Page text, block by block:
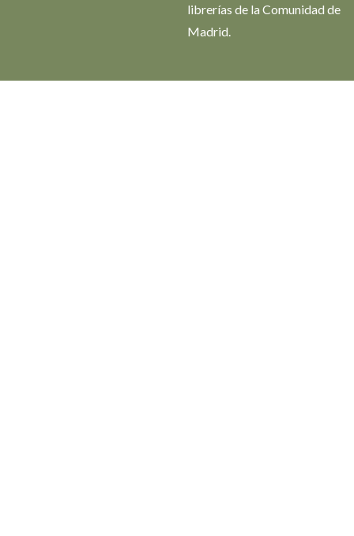
librerías de la Comunidad de
Madrid.